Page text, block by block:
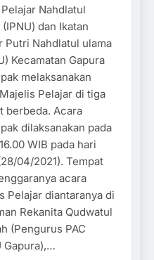
Nahdlatul
(IPNU) dan Ikatan
Putri Nahdlatul ulama
Kecamatan Gapura
melaksanakan
Pelajar di tiga
berbeda. Acara
dilaksanakan pada
WIB pada hari
04/2021). Tempat
acara
Pelajar diantaranya di
Rekanita Qudwatul
(Pengurus PAC
Gapura),…